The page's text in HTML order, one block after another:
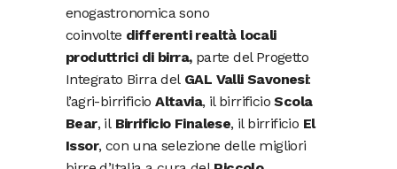
enogastronomica sono
coinvolte differenti realtà locali
produttrici di birra, parte del Progetto
Integrato Birra delGAL Valli Savonesi:
l’agri-birrificioAltavia, il birrificioScola
Bear, il Birrificio Finalese, il birrificio El
Issor, con una selezione delle migliori